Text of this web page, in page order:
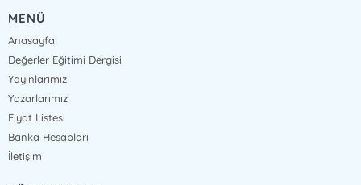
MENÜ
Anasayfa
Değerler Eğitimi Dergisi
Yayınlarımız
Yazarlarımız
Fiyat Listesi
Banka Hesapları
İletişim